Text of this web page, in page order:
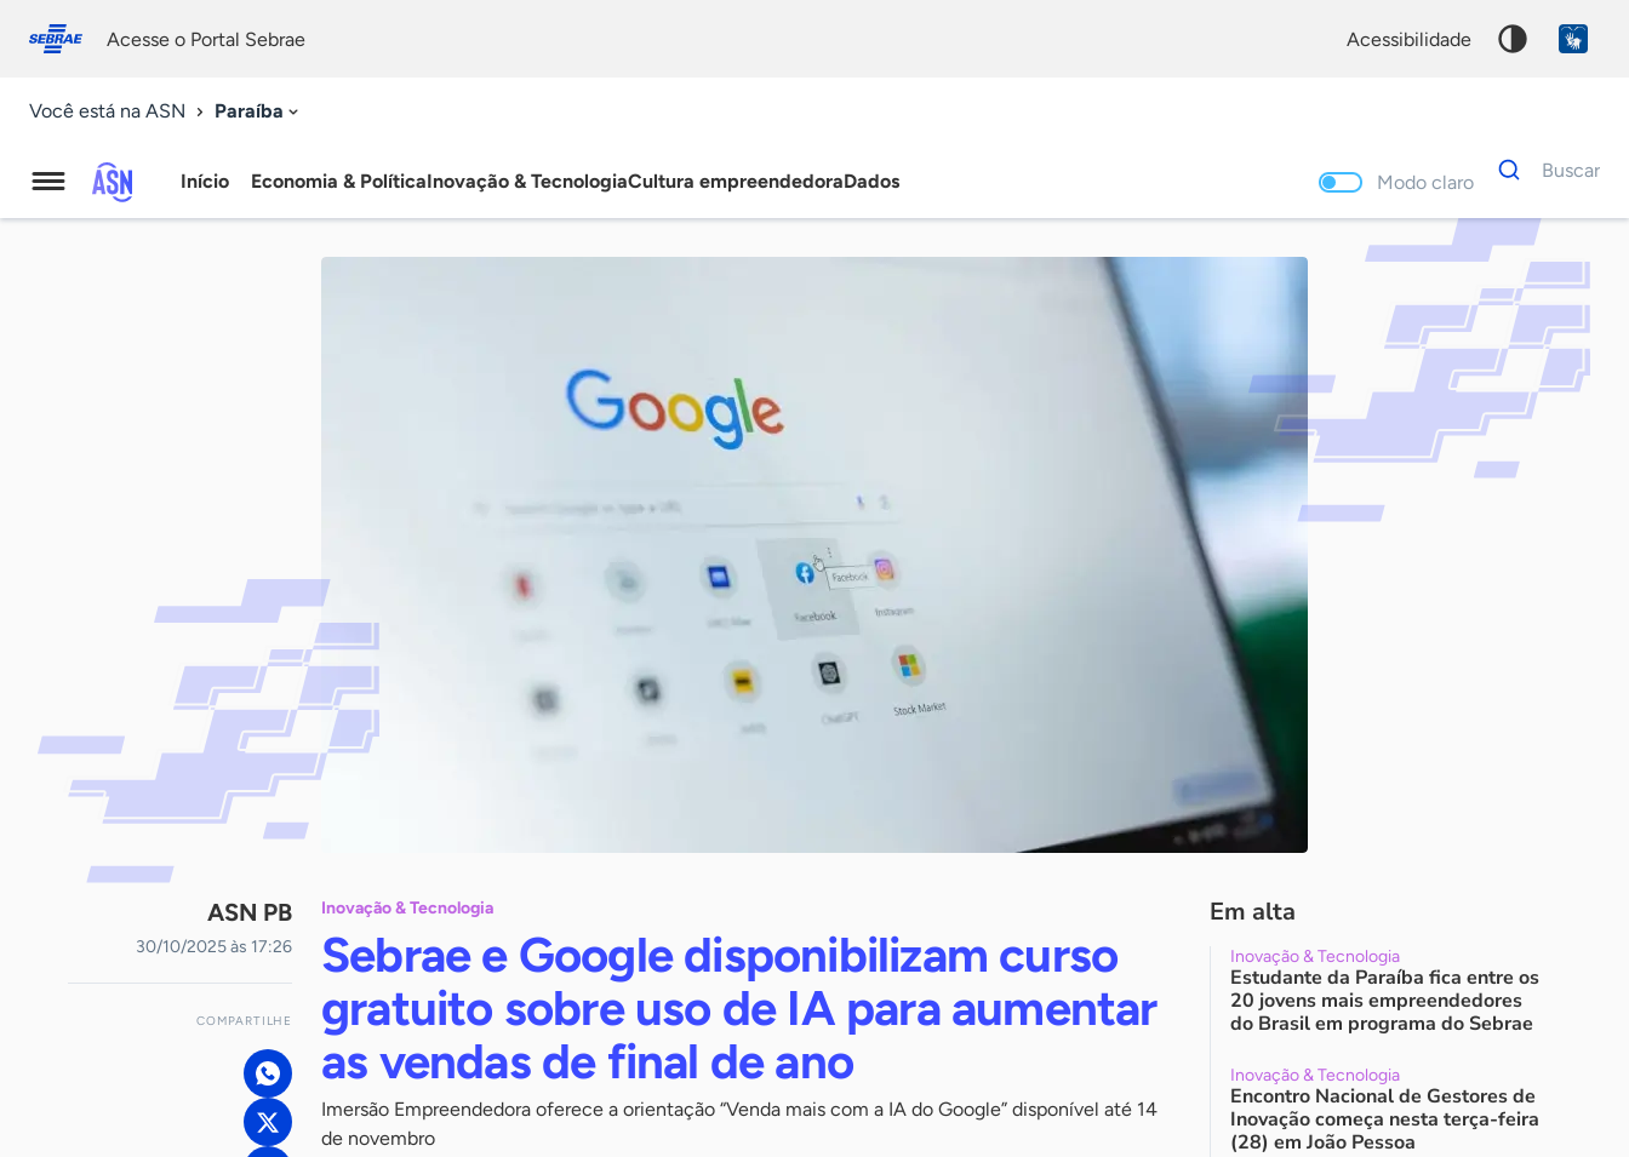
conosco
Acesse o Portal Sebrae acessibilidade
Você está na ASN Paraíba
Agência
Início Economia & PolíticaInovação & TecnologiaCultura empreendedoraDados Modo claro
Dados
para
Buscar
Palavra
chave
ASN PB
30/10/2025 às 17:26
COMPARTILHE
Inovação & Tecnologia
Sebrae e Google disponibilizam curso
gratuito sobre uso de IA para aumentar
as vendas de final de ano
Imersão Empreendedora oferece a orientação “Venda mais com a IA do Google” disponível até 14
de novembro
Em alta
Inovação & Tecnologia
Estudante da Paraíba fica entre os
20 jovens mais empreendedores
do Brasil em programa do Sebrae
Inovação & Tecnologia
Encontro Nacional de Gestores de
Inovação começa nesta terça-feira
(28) em João Pessoa